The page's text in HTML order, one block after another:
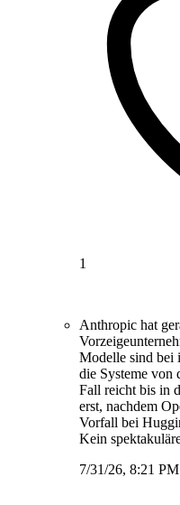
1
Anthropic hat
Modelle sind bei
die Systeme von
Fall reicht bis in
erst, nachdem
Vorfall bei
Kein
7/31/26, 8:21 PM